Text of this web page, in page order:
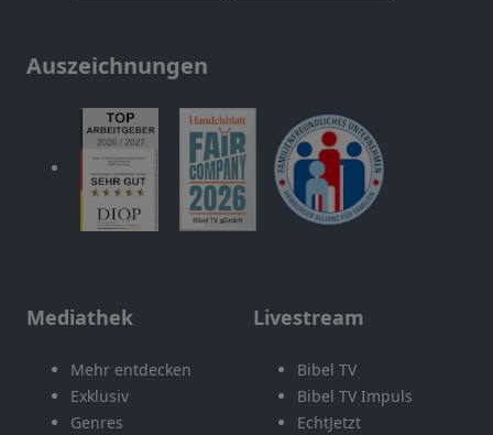
Auszeichnungen
Mediathek
Mehr entdecken
Exklusiv
Genres
Livestream
Bibel TV
Bibel TV Impuls
EchtJetzt